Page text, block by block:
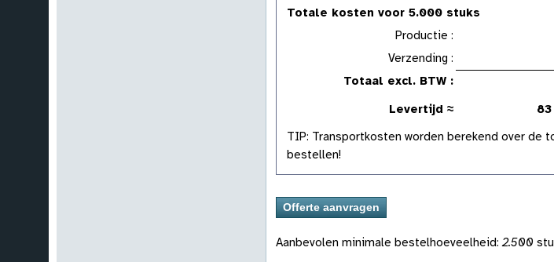
Totale kosten voor 5.000 stuks
Productie :
Verzending :
Totaal excl. BTW :
Levertijd ≈
TIP: Transportkosten worden berekend over
bestellen!
Aanbevolen minimale bestelhoeveelheid:2.500